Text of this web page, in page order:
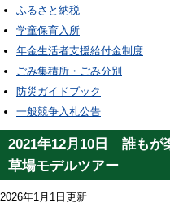
ふるさと納税
学童保育入所
年金生活者支援給付金制度
ごみ集積所・ごみ分別
防災ガイドブック
一般競争入札公告
2021年12月10日 誰も
草場モデルツアー
2026年1月1日更新